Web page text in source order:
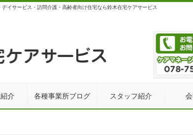
イサービス・訪問介護・高齢者向け住宅なら鈴木在宅ケアサービス
介 各種事業所ブログ スタッフ紹介